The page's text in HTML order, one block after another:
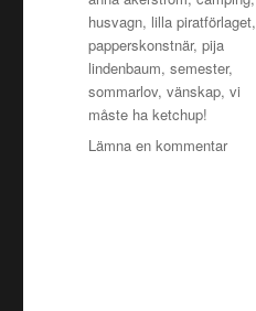
husvagn, lilla piratförlaget,
papperskonstnär,pija
lindenbaum,semester,
sommarlov,vänskap,vi
måste ha ketchup!
Lämna en kommentartill